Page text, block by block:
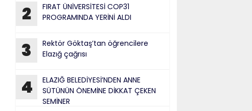
2
FIRAT ÜNİVERSİTESİ COP31
PROGRAMINDA YERİNİ ALDI
3
Rektör Göktaş’tan öğrencilere
Elazığ çağrısı
4
ELAZIĞ BELEDİYESİ’NDEN ANNE
SÜTÜNÜN ÖNEMİNE DİKKAT ÇEKEN
SEMİNER